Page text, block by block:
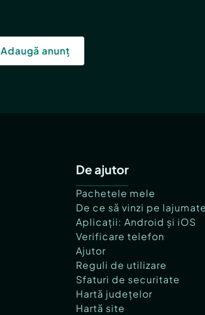
Adaugă anunț
De ajutor
Pachetele mele
De ce să vinzi pe
Aplicații: Android și iOS
Verificare telefon
Ajutor
Reguli de utilizare
Sfaturi de securitate
Hartă județelor
Hartă site